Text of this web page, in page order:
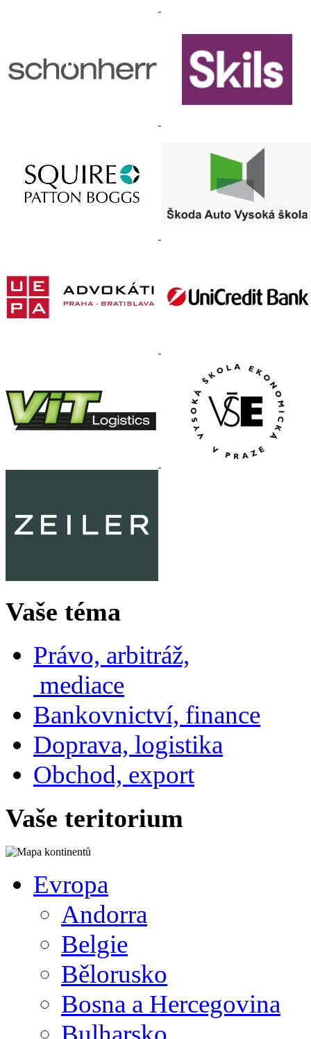
Vaše téma
Právo, arbitráž,
mediace
Bankovnictví, finance
Doprava, logistika
Obchod, export
Vaše teritorium
Evropa
Andorra
Belgie
Bělorusko
Bosna a Hercegovina